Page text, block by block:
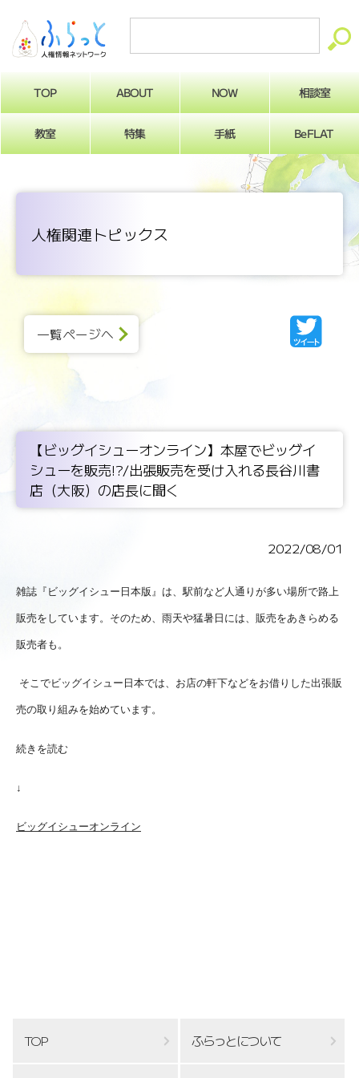
TOP ABOUT NOW 相談室
教室 特集 手紙 BeFLAT
人権関連トピックス
一覧ページへ
【ビッグイシューオンライン】本屋でビッグイ
シューを販売!?/出張販売を受け入れる長谷川書
店（大阪）の店長に聞く
2022/08/01
雑誌『ビッグイシュー日本版』は、駅前など人通りが多い場所で路上
販売をしています。そのため、雨天や猛暑日には、販売をあきらめる
販売者も。
そこでビッグイシュー日本では、お店の軒下などをお借りした出張販
売の取り組みを始めています。
続きを読む
↓
ビッグイシューオンライン
TOP ふらっとについて